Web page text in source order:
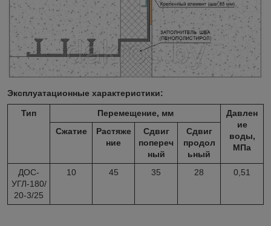
Эксплуатационные характеристики:
Тип Перемещение, мм
Давлен
ие
воды,
МПа
Сжатие
Растяже
ние
Сдвиг
попереч
ный
Сдвиг
продол
ьный
ДОС-
УГЛ-180/
20-3/25
10 45 35 28 0,51